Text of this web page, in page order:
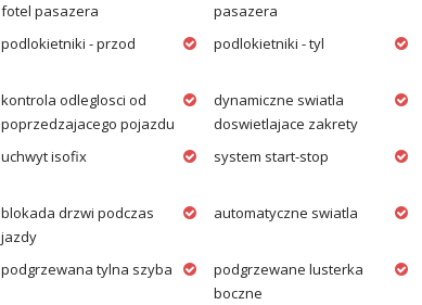
fotel pasazera
pasazera
podlokietniki - przod podlokietniki - tyl
kontrola odleglosci od
poprzedzajacego pojazdu
dynamiczne swiatla
doswietlajace zakrety
uchwyt isofix system start-stop
blokada drzwi podczas
jazdy
automatyczne swiatla
podgrzewana tylna szyba
podgrzewane lusterka
boczne